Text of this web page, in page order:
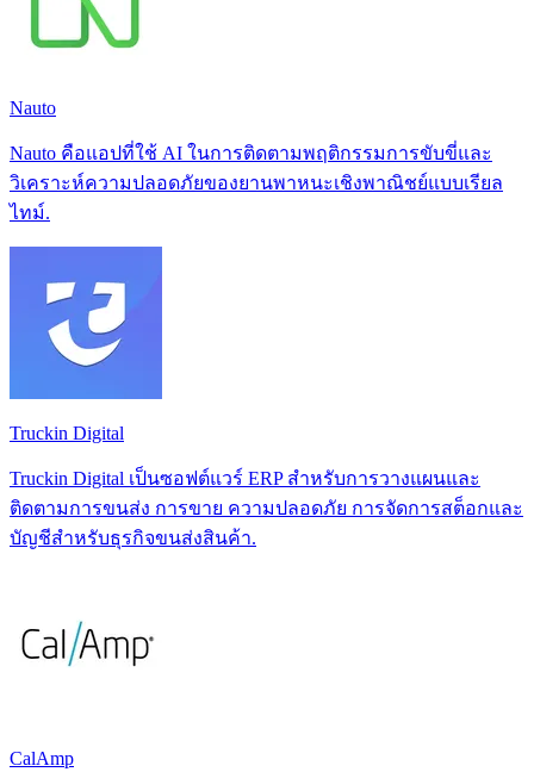
Nauto
Nauto คือแอปที่ใช้ AI ในการติดตามพฤติกรรมการขับขี่และ
วิเคราะห์ความปลอดภัยของยานพาหนะเชิงพาณิชย์แบบเรียล
ไทม์.
Truckin Digital
Truckin Digital เป็นซอฟต์แวร์ ERP สำหรับการวางแผนและ
ติดตามการขนส่ง การขาย ความปลอดภัย การจัดการสต็อกและ
บัญชีสำหรับธุรกิจขนส่งสินค้า.
CalAmp